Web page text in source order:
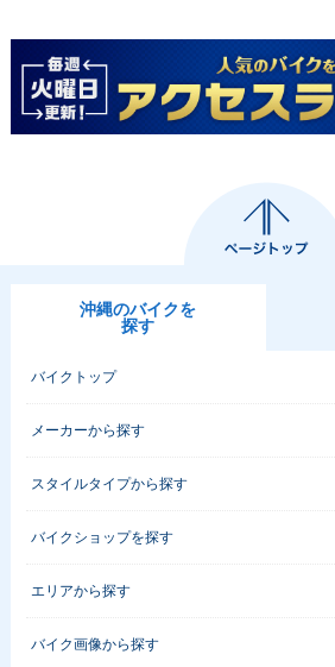
沖縄のバイクを
探す
バイクトップ
メーカーから探す
スタイルタイプから探す
バイクショップを探す
エリアから探す
バイク画像から探す